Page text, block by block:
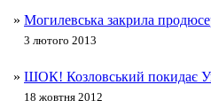
» Могилевська закрила
3 лютого 2013
» ШОК! Козловський покидає
18 жовтня 2012